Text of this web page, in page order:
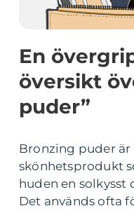
En
översikt
puder”
Bronzing puder
skönhetsprodukt
huden en solkysst
Det används ofta